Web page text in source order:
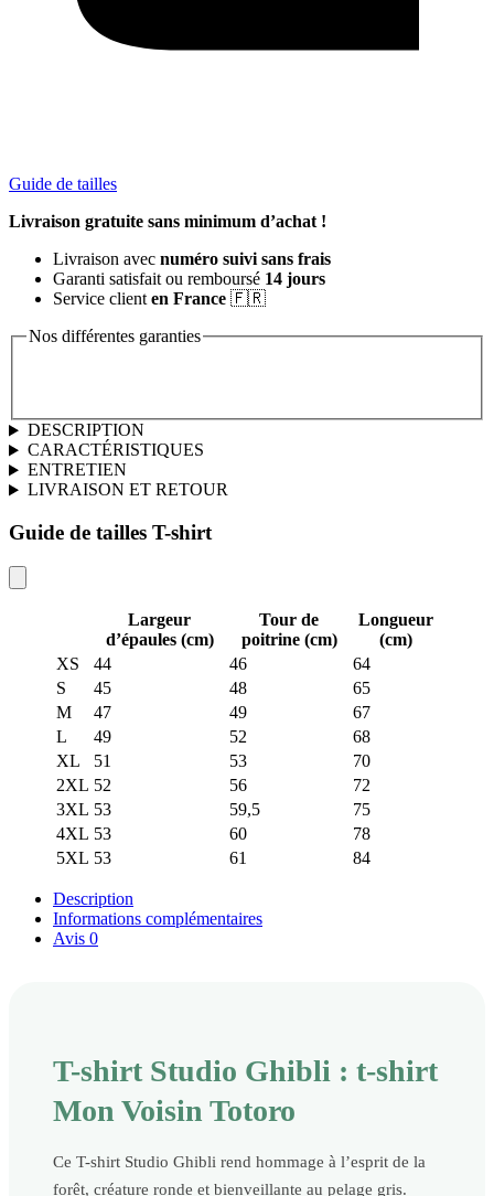
Guide de tailles
Livraison gratuite sans minimum d’achat !
Livraison avec numéro suivi sans frais
Garanti satisfait ou remboursé 14 jours
Service client en France 🇫🇷
Nos différentes garanties
DESCRIPTION
CARACTÉRISTIQUES
ENTRETIEN
LIVRAISON ET RETOUR
Guide de tailles T-shirt
Largeur
d’épaules (cm)
Tour de
poitrine (cm)
Longueur
(cm)
XS
44 46
64
S
45 48
65
M
47 49
67
L
49 52
68
XL
51 53
70
2XL 52 56
72
3XL 53 59,5
75
4XL 53 60
78
5XL 53 61 84
Description
Informations complémentaires
Avis 0
T-shirt Studio Ghibli : t-shirt
Mon Voisin Totoro
Ce T-shirt Studio Ghibli rend hommage à l’esprit de la
forêt, créature ronde et bienveillante au pelage gris.